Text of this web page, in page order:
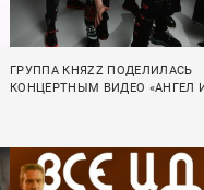
ГРУППА КНЯZZ ПОДЕЛИЛАСЬ
КОНЦЕРТНЫМ ВИДЕО «АНГЕЛ